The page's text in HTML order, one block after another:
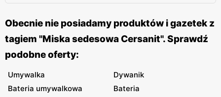
Obecnie nie posiadamy produktów i gazetek z
tagiem "Miska sedesowa Cersanit". Sprawdź
podobne oferty:
Umywalka
Dywanik
Bateria umywalkowa
Bateria